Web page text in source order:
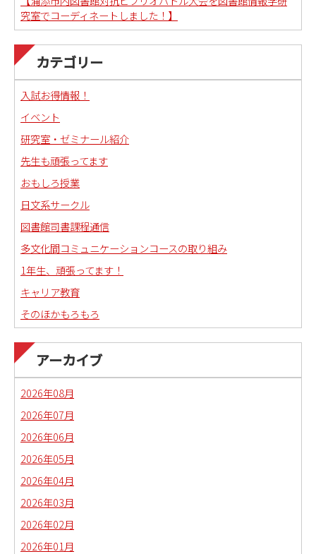
究室でコーディネートしました！】
カテゴリー
入試お得情報！
イベント
研究室・ゼミナール紹介
先生も頑張ってます
おもしろ授業
日文系サークル
図書館司書課程通信
多文化間コミュニケーションコースの取り組み
1年生、頑張ってます！
キャリア教育
そのほかもろもろ
日本語教育副専攻課程通信(日本語教師)
琉球沖縄文化コースの取り組み
アーカイブ
2026年08月
2026年07月
2026年06月
2026年05月
2026年04月
2026年03月
2026年02月
2026年01月